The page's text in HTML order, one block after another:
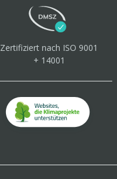
Zertifiziert nach ISO 9001
+ 14001